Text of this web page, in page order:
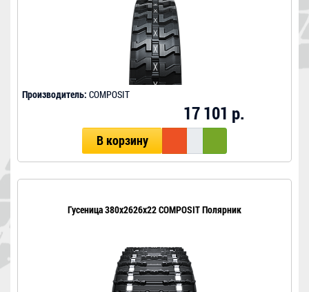
Производитель: COMPOSIT
17 101 р.
В корзину
Гусеница 380x2626x22 COMPOSIT Полярник